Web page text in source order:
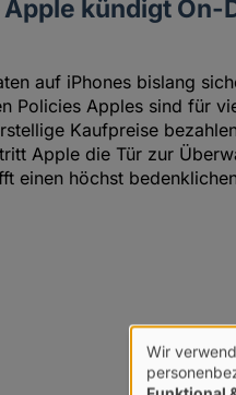
kündigt On-
auf iPhones bislang
Policies Apples sind für
Kaufpreise
Apple die Tür zur
einen höchst
Wir